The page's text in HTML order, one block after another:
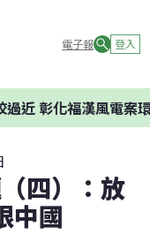
電子報 登入
彰化福漢風電案環委
四）：放
中國